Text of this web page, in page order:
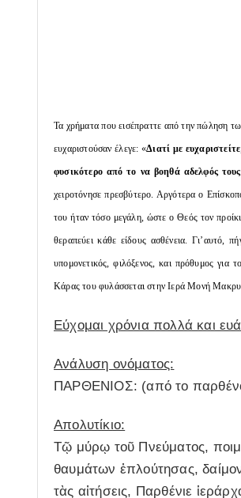
Τα χρήματα που εισέπραττε από την πώληση
ευχαριστούσαν έλεγε: «Διατί με
φυσικότερο από το να βοηθά αδελφός
χειροτόνησε πρεσβύτερο. Αργότερα ο
του ήταν τόσο μεγάλη, ώστε ο Θεός τον
θεραπεύει κάθε είδους ασθένεια. Γι’αυτό,
υπομονετικός, φιλόξενος, και πρόθυμος για
Κάρας του φυλάσσεται στην Ιερά Μονή
Εύχομαι χρόνια πολλά και
Ανάλυση ονόματος:
ΠΑΡΘΕΝΙΟΣ: (από το
Απολυτίκιο:
Tῷ μύρῳ τοῦ Πνεύματος,
θαυμάτων ἐπλούτησας,
τὰς αἰτήσεις, Παρθένιε